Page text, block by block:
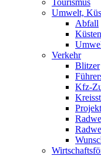
Tourismus
Umwelt,
Abfall
Verkehr
Blitzer
Kfz-